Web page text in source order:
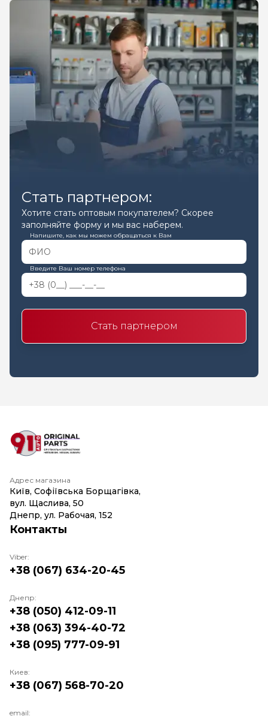
Стать партнером:
Хотите стать оптовым покупателем? Скорее
заполняйте форму и мы вас наберем.
Напишите, как мы можем обращаться к Вам
Введите Ваш номер телефона
Стать партнером
Адрес магазина
Київ, Софіївська Борщагівка,
вул. Щаслива, 50
Днепр, ул. Рабочая, 152
Контакты
Viber:
+38 (067) 634-20-45
Днепр:
+38 (050) 412-09-11
+38 (063) 394-40-72
+38 (095) 777-09-91
Киев:
+38 (067) 568-70-20
email: